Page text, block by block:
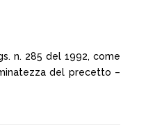
n. 285 del 1992, come
del precetto –